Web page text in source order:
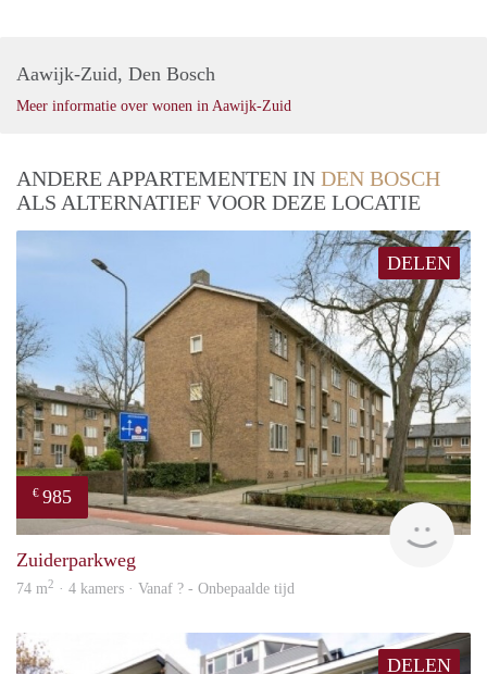
Aawijk-Zuid, Den Bosch
Meer informatie over wonen in Aawijk-Zuid
ANDERE APPARTEMENTEN IN DEN BOSCH
ALS ALTERNATIEF VOOR DEZE LOCATIE
DELEN
€ 985
Zuiderparkweg
74 m2 · 4 kamers · Vanaf ? - Onbepaalde tijd
DELEN